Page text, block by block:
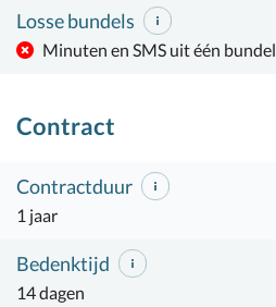
Losse bundels
Minuten en SMS uit één bundel
Contract
Contractduur
1 jaar
Bedenktijd
14 dagen